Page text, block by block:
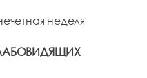
неделя